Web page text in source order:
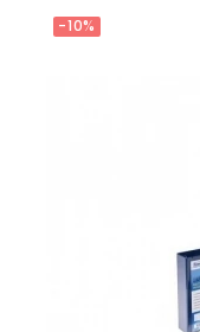
-10%